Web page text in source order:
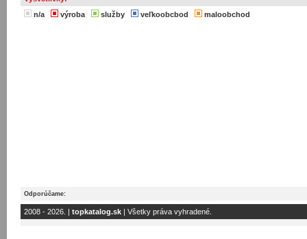
n/a
výroba služby veľkoobcbod maloobchod
Odporúčame:
2008 - 2026. | topkatalog.sk | Všetky práva vyhradené.